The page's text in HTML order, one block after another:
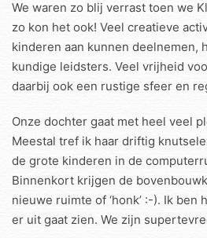
We waren zo blij verrast toen we
zo kon het ook! Veel creatieve
kinderen aan kunnen deelnemen,
kundige leidsters. Veel vrijheid
daarbij ook een rustige sfeer en
Onze dochter gaat met heel veel
Meestal tref ik haar driftig
de grote kinderen in de
Binnenkort krijgen de
nieuwe ruimte of ‘honk’ :-). Ik ben
er uit gaat zien. We zijn